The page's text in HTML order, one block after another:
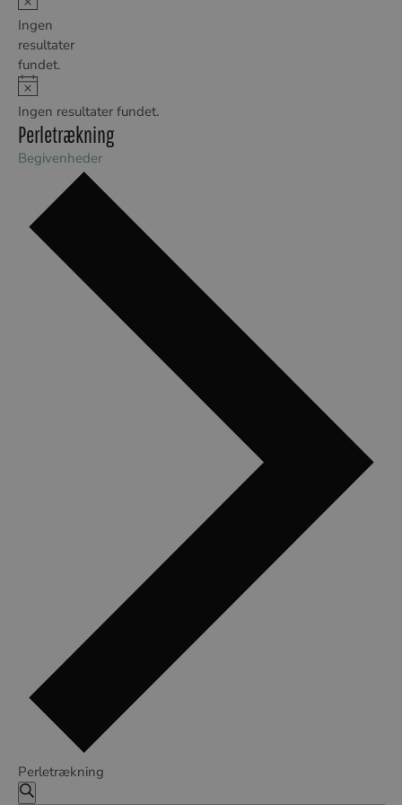
Notice
Ingen
resultater
fundet.
Notice
Ingen resultater fundet.
Perletrækning
Begivenheder
Perletrækning
Begivenheder